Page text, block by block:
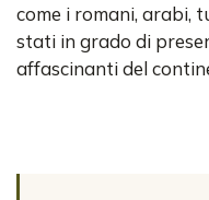
come i romani, arabi,
stati in grado di
affascinanti del